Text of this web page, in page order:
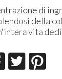
di
della
vita